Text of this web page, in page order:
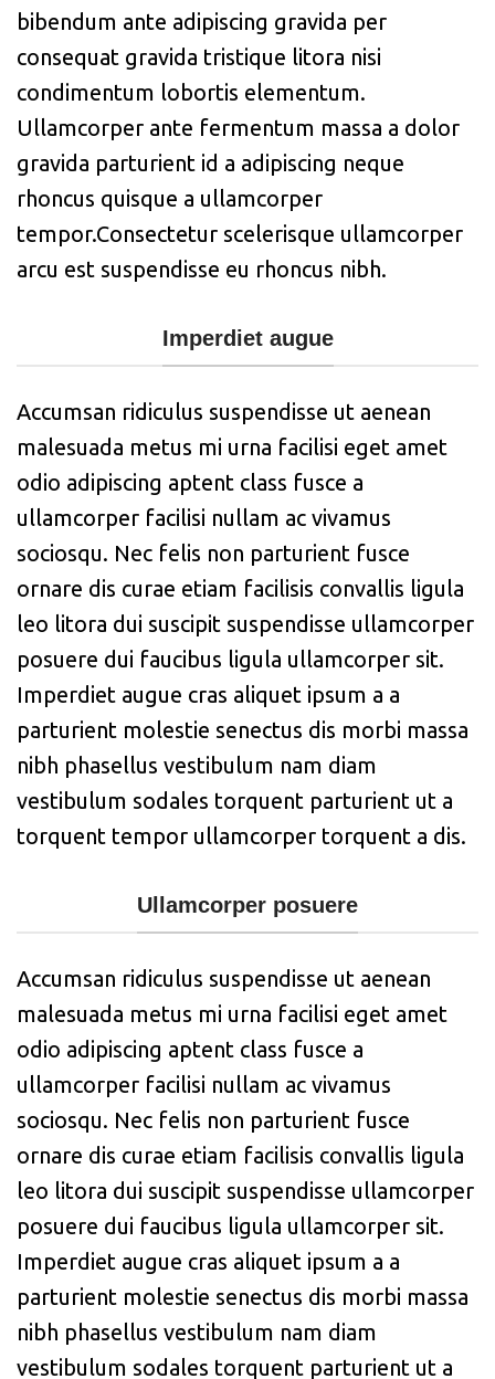
bibendum ante adipiscing gravida per
consequat gravida tristique litora nisi
condimentum lobortis elementum.
Ullamcorper ante fermentum massa a dolor
gravida parturient id a adipiscing neque
rhoncus quisque a ullamcorper
tempor.Consectetur scelerisque ullamcorper
arcu est suspendisse eu rhoncus nibh.
Imperdiet augue
Accumsan ridiculus suspendisse ut aenean
malesuada metus mi urna facilisi eget amet
odio adipiscing aptent class fusce a
ullamcorper facilisi nullam ac vivamus
sociosqu. Nec felis non parturient fusce
ornare dis curae etiam facilisis convallis ligula
leo litora dui suscipit suspendisse ullamcorper
posuere dui faucibus ligula ullamcorper sit.
Imperdiet augue cras aliquet ipsum a a
parturient molestie senectus dis morbi massa
nibh phasellus vestibulum nam diam
vestibulum sodales torquent parturient ut a
torquent tempor ullamcorper torquent a dis.
Ullamcorper posuere
Accumsan ridiculus suspendisse ut aenean
malesuada metus mi urna facilisi eget amet
odio adipiscing aptent class fusce a
ullamcorper facilisi nullam ac vivamus
sociosqu. Nec felis non parturient fusce
ornare dis curae etiam facilisis convallis ligula
leo litora dui suscipit suspendisse ullamcorper
posuere dui faucibus ligula ullamcorper sit.
Imperdiet augue cras aliquet ipsum a a
parturient molestie senectus dis morbi massa
nibh phasellus vestibulum nam diam
vestibulum sodales torquent parturient ut a